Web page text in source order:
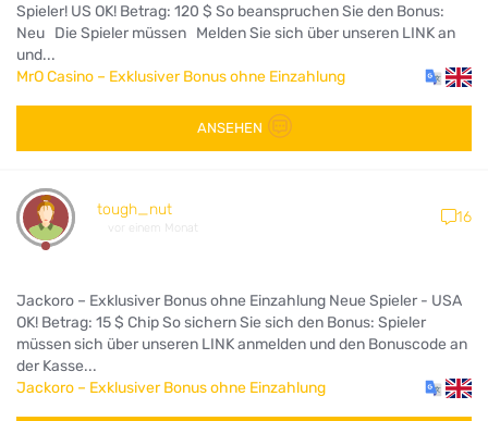
Spieler! US OK! Betrag: 120 $ So beanspruchen Sie den Bonus:
Neu Die Spieler müssen Melden Sie sich über unseren LINK an
und...
MrO Casino – Exklusiver Bonus ohne Einzahlung
ANSEHEN
tough_nut
vor einem Monat
16
Jackoro – Exklusiver Bonus ohne Einzahlung Neue Spieler - USA
OK! Betrag: 15 $ Chip So sichern Sie sich den Bonus: Spieler
müssen sich über unseren LINK anmelden und den Bonuscode an
der Kasse...
Jackoro – Exklusiver Bonus ohne Einzahlung